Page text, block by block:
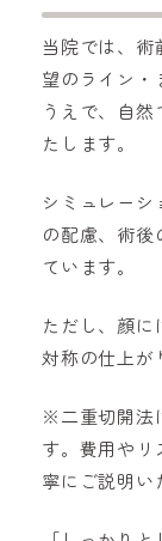
当院では、術
望のライン・
うえで、自
たします。
シミュレー
の配慮、術後
ています。
ただし、顔
対称の仕上が
※二重切開法
す。費用やリ
寧にご説明い